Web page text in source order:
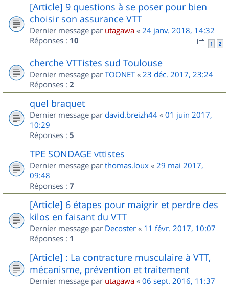
[Article] 9 questions à se poser pour bien
choisir son assurance VTT
Dernier message par utagawa « 24 janv. 2018, 14:32
Réponses : 10 1 2
cherche VTTistes sud Toulouse
Dernier message par TOONET« 23 déc. 2017, 23:24
Réponses : 2
quel braquet
Dernier message par david.breizh44 « 01 juin 2017,
10:29
Réponses : 5
TPE SONDAGE vttistes
Dernier message par thomas.loux « 29 mai 2017,
09:48
Réponses : 7
[Article] 6 étapes pour maigrir et perdre des
kilos en faisant du VTT
Dernier message par Decoster « 11 févr. 2017, 10:07
Réponses : 1
[Article] : La contracture musculaire à VTT,
mécanisme, prévention et traitement
Dernier message par utagawa « 06 sept. 2016, 11:37